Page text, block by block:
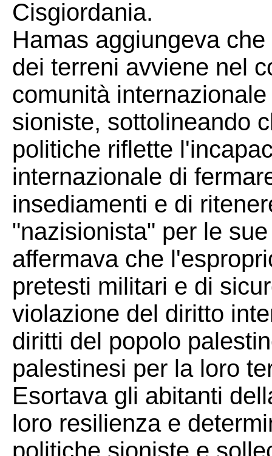
Cisgiordania.
Hamas aggiungeva
dei terreni avviene nel
comunità
sioniste, sottolineando
politiche riflette
internazionale di
insediamenti e di
"nazisionista" per le
affermava che
pretesti militari e di
violazione del diritto
diritti del popolo
palestinesi per la loro
Esortava gli abitanti
loro resilienza e
politiche sioniste e